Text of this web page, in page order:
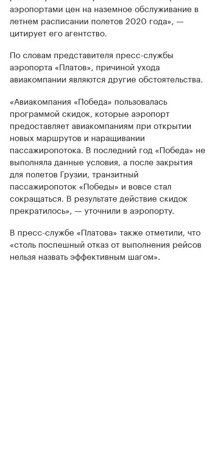
аэропортами цен на наземное обслуживание в
летнем расписании полетов 2020 года», —
цитирует его агентство.
По словам представителя пресс-службы
аэропорта «Платов», причиной ухода
авиакомпании являются другие обстоятельства.
«Авиакомпания «Победа» пользовалась
программой скидок, которые аэропорт
предоставляет авиакомпаниям при открытии
новых маршрутов и наращивании
пассажиропотока. В последний год «Победа» не
выполняла данные условия, а после закрытия
для полетов Грузии, транзитный
пассажиропоток «Победы» и вовсе стал
сокращаться. В результате действие скидок
прекратилось», — уточнили в аэропорту.
В пресс-службе «Платова» также отметили, что
«столь поспешный отказ от выполнения рейсов
нельзя назвать эффективным шагом».